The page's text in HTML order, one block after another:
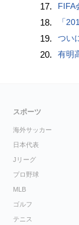
17. FIFA
18. 「
19. つい
20. 有明
スポーツ
海外サッカー
日本代表
Jリーグ
プロ野球
MLB
ゴルフ
テニス